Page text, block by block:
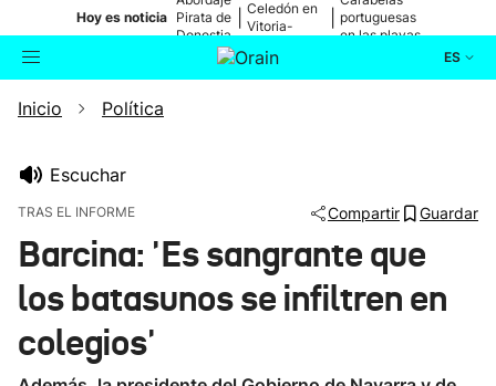
Hoy es noticia Pirata de
Donostia
Celedón en
Vitoria-
portuguesas
en las playas
ES
Buscador
Ikusmiran
Inicio Política
Escuchar
TRAS EL INFORME Compartir Guardar
Barcina: 'Es sangrante que
los batasunos se infiltren en
colegios'